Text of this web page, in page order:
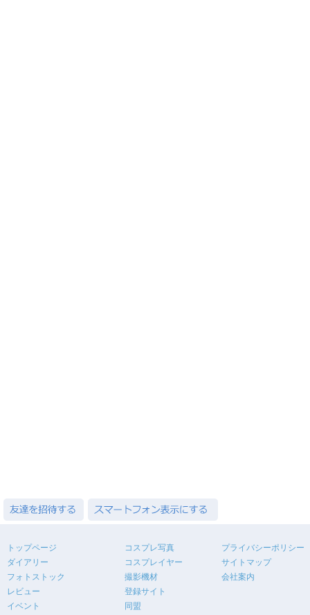
トップページ
ダイアリー
フォトストック
レビュー
イベント
コスプレ写真
コスプレイヤー
撮影機材
登録サイト
同盟
プライバシーポリシー
サイトマップ
会社案内